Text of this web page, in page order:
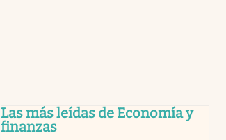
Las más leídas de Economía y
finanzas